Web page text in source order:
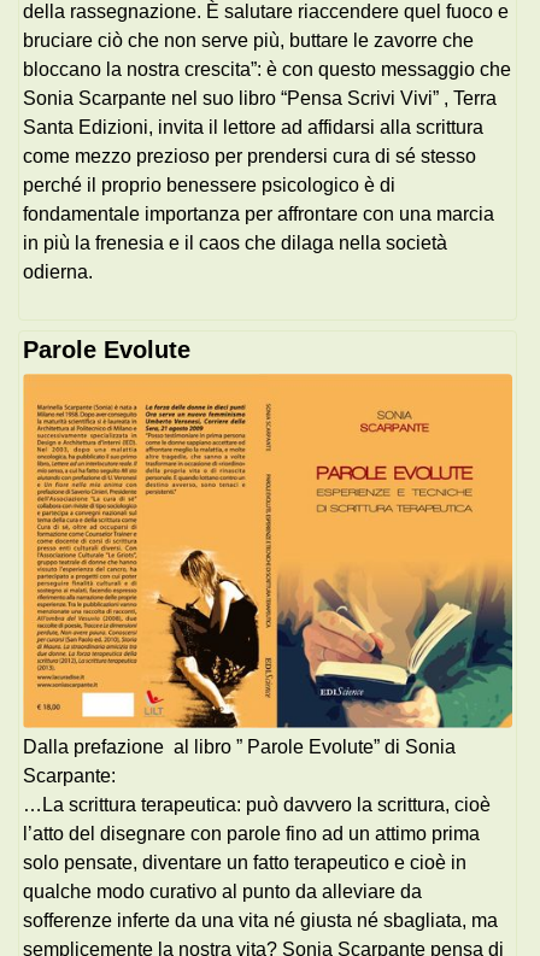
della rassegnazione. È salutare riaccendere quel fuoco e
bruciare ciò che non serve più, buttare le zavorre che
bloccano la nostra crescita”: è con questo messaggio che
Sonia Scarpante nel suo libro “Pensa Scrivi Vivi” , Terra
Santa Edizioni, invita il lettore ad affidarsi alla scrittura
come mezzo prezioso per prendersi cura di sé stesso
perché il proprio benessere psicologico è di
fondamentale importanza per affrontare con una marcia
in più la frenesia e il caos che dilaga nella società
odierna.
Parole Evolute
Dalla prefazione al libro ” Parole Evolute” di Sonia
Scarpante:
…La scrittura terapeutica: può davvero la scrittura, cioè
l’atto del disegnare con parole fino ad un attimo prima
solo pensate, diventare un fatto terapeutico e cioè in
qualche modo curativo al punto da alleviare da
sofferenze inferte da una vita né giusta né sbagliata, ma
semplicemente la nostra vita? Sonia Scarpante pensa di